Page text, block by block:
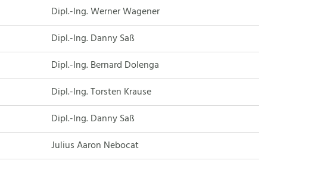
Dipl.-Ing. Werner Wagener
Dipl.-Ing. Danny Saß
Dipl.-Ing. Bernard Dolenga
Dipl.-Ing. Torsten Krause
Dipl.-Ing. Danny Saß
Julius Aaron Nebocat